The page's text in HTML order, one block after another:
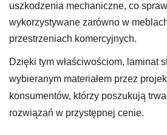
uszkodzenia mechaniczne, co
wykorzystywane zarówno w
przestrzeniach komercyjnych.
Dzięki tym właściwościom, laminat
wybieranym materiałem przez
konsumentów, którzy poszukują
rozwiązań w przystępnej cenie.